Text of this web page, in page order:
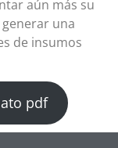
aún más su
una
de insumos
pdf